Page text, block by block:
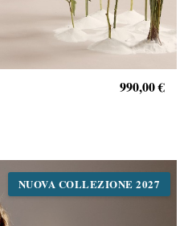
990,00 €
NUOVA COLLEZIONE 2027